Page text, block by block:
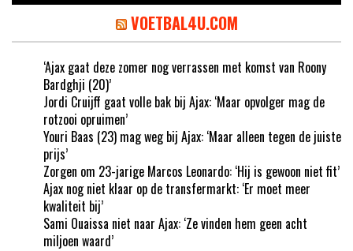
VOETBAL4U.COM
‘Ajax gaat deze zomer nog verrassen met komst van Roony
Bardghji (20)’
Jordi Cruijff gaat volle bak bij Ajax: ‘Maar opvolger mag de
rotzooi opruimen’
Youri Baas (23) mag weg bij Ajax: ‘Maar alleen tegen de juiste
prijs’
Zorgen om 23-jarige Marcos Leonardo: ‘Hij is gewoon niet fit’
Ajax nog niet klaar op de transfermarkt: ‘Er moet meer
kwaliteit bij’
Sami Ouaissa niet naar Ajax: ‘Ze vinden hem geen acht
miljoen waard’